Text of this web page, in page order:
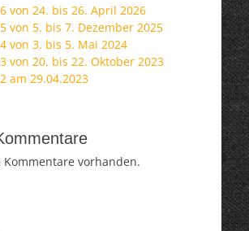
von 24. bis 26. April 2026
von 5. bis 7. Dezember 2025
von 3. bis 5. Mai 2024
von 20. bis 22. Oktober 2023
am 29.04.2023
Kommentare vorhanden.